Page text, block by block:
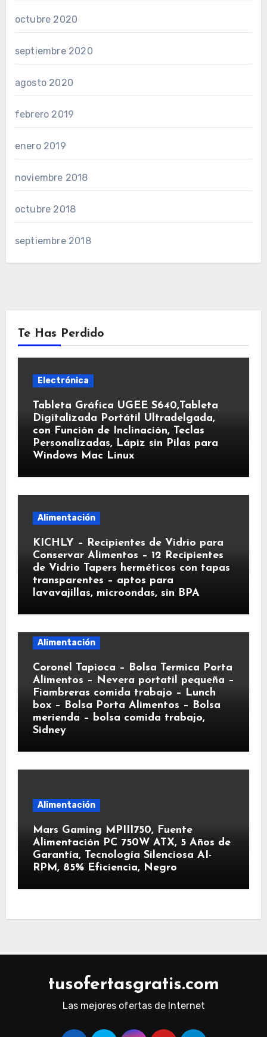
octubre 2020
septiembre 2020
agosto 2020
febrero 2019
enero 2019
noviembre 2018
octubre 2018
septiembre 2018
Te Has Perdido
Electrónica
Tableta Gráfica UGEE S640,Tableta
Digitalizada Portátil Ultradelgada,
con Función de Inclinación, Teclas
Personalizadas, Lápiz sin Pilas para
Windows Mac Linux
Alimentación
KICHLY – Recipientes de Vidrio para
Conservar Alimentos – 12 Recipientes
de Vidrio Tapers herméticos con tapas
transparentes – aptos para
lavavajillas, microondas, sin BPA
Alimentación
Coronel Tapioca – Bolsa Termica Porta
Alimentos – Nevera portatil pequeña –
Fiambreras comida trabajo – Lunch
box – Bolsa Porta Alimentos – Bolsa
merienda – bolsa comida trabajo,
Sidney
Alimentación
Mars Gaming MPIII750, Fuente
Alimentación PC 750W ATX, 5 Años de
Garantía, Tecnología Silenciosa AI-
RPM, 85% Eficiencia, Negro
tusofertasgratis.com
Las mejores ofertas de Internet